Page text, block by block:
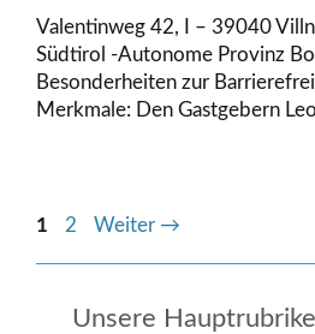
Valentinweg 42, I – 39040
Südtirol -Autonome Provinz
Besonderheiten zur
Merkmale: Den Gastgebern
Seite
1 Seite
2 Weiter →
Unsere